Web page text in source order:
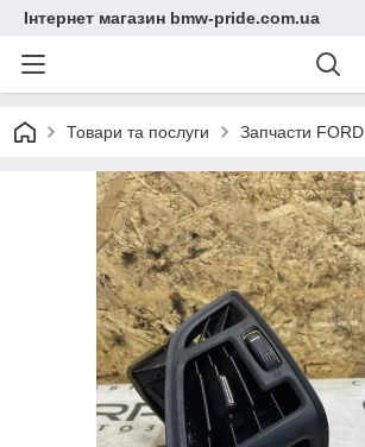
Інтернет магазин bmw-pride.com.ua
Товари та послуги Запчасти FORD